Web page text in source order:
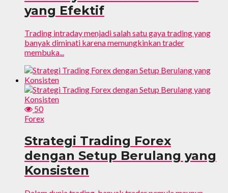
yang Efektif
Trading intraday menjadi salah satu gaya trading yang
banyak diminati karena memungkinkan trader
membuka...
50
Forex
Strategi Trading Forex
dengan Setup Berulang yang
Konsisten